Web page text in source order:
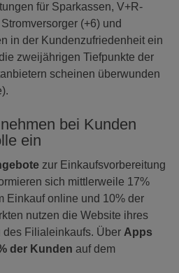
für Sparkassen, V+R-
(+6) und
in der Kundenzufriedenheit ein
zweijährigen Tiefpunkte der
scheinen überwunden
bei Kunden
ein
zur Einkaufsvorbereitung
sich mittlerweile 17%
Einkauf online und 10% der
nutzen die Website ihres
des Filialeinkaufs. Über Apps
der Kunden auf dem